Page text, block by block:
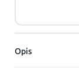
Opis